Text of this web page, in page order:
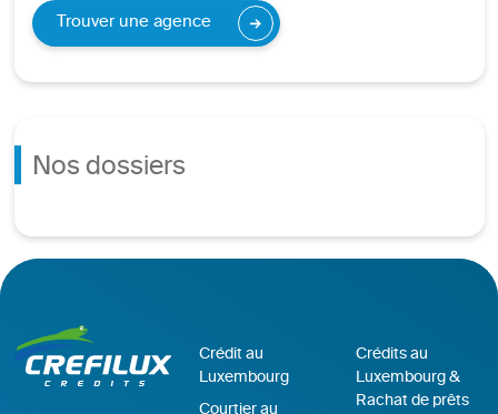
Trouver une agence
Nos dossiers
Crédit au
Luxembourg
Crédits au
Luxembourg &
Rachat de prêts